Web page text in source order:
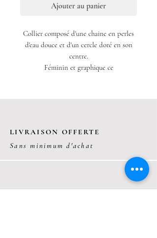
Ajouter au panier
Collier composé d'une chaine en perles
d'eau douce et d'un cercle doré en son
centre.
Féminin et graphique ce
LIVRAISON OFFERTE
Sans minimum d'achat